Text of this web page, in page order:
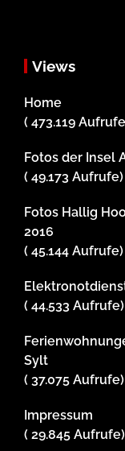
Views
Home
( 473.119
Fotos der Insel
( 49.173 Aufrufe)
Fotos Hallig
2016
( 45.144 Aufrufe)
( 44.533 Aufrufe)
Sylt
( 37.075 Aufrufe)
Impressum
( 29.845 Aufrufe)